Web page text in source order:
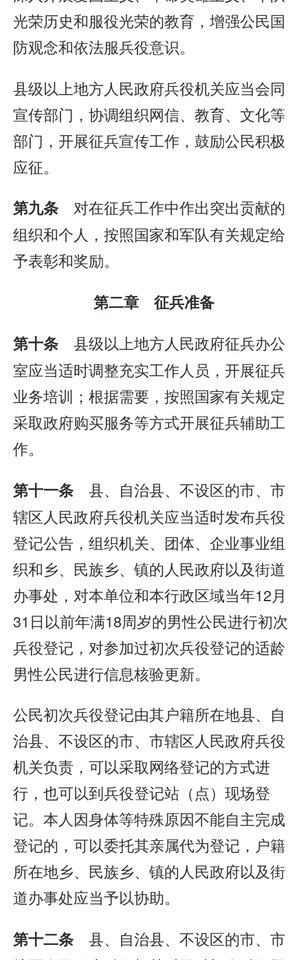
光荣历史和服役光荣的教育，增强公民国
防观念和依法服兵役意识。
县级以上地方人民政府兵役机关应当会同
宣传部门，协调组织网信、教育、文化等
部门，开展征兵宣传工作，鼓励公民积极
应征。
第九条 对在征兵工作中作出突出贡献的
组织和个人，按照国家和军队有关规定给
予表彰和奖励。
第二章 征兵准备
第十条 县级以上地方人民政府征兵办公
室应当适时调整充实工作人员，开展征兵
业务培训；根据需要，按照国家有关规定
采取政府购买服务等方式开展征兵辅助工
作。
第十一条 县、自治县、不设区的市、市
辖区人民政府兵役机关应当适时发布兵役
登记公告，组织机关、团体、企业事业组
织和乡、民族乡、镇的人民政府以及街道
办事处，对本单位和本行政区域当年12月
31日以前年满18周岁的男性公民进行初次
兵役登记，对参加过初次兵役登记的适龄
男性公民进行信息核验更新。
公民初次兵役登记由其户籍所在地县、自
治县、不设区的市、市辖区人民政府兵役
机关负责，可以采取网络登记的方式进
行，也可以到兵役登记站（点）现场登
记。本人因身体等特殊原因不能自主完成
登记的，可以委托其亲属代为登记，户籍
所在地乡、民族乡、镇的人民政府以及街
道办事处应当予以协助。
第十二条 县、自治县、不设区的市、市